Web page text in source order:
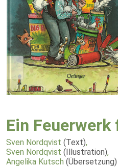
Ein
Sven Nordqvist (Text),
Sven Nordqvist (Illustration),
Angelika Kutsch (Übersetzung)